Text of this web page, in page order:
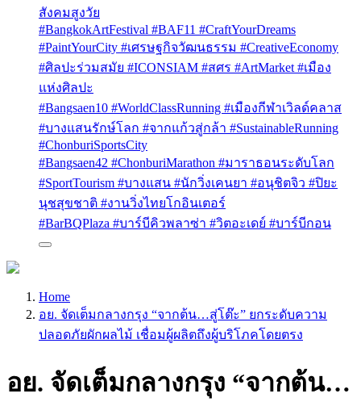
สังคมสูงวัย
#BangkokArtFestival #BAF11 #CraftYourDreams
#PaintYourCity #เศรษฐกิจวัฒนธรรม #CreativeEconomy
#ศิลปะร่วมสมัย #ICONSIAM #สศร #ArtMarket #เมือง
แห่งศิลปะ
#Bangsaen10 #WorldClassRunning #เมืองกีฬาเวิลด์คลาส
#บางแสนรักษ์โลก #จากแก้วสู่กล้า #SustainableRunning
#ChonburiSportsCity
#Bangsaen42 #ChonburiMarathon #มาราธอนระดับโลก
#SportTourism #บางแสน #นักวิ่งเคนยา #อนุชิตจิว #ปิยะ
นุชสุขชาติ #งานวิ่งไทยโกอินเตอร์
#BarBQPlaza #บาร์บีคิวพลาซ่า #วิตอะเดย์ #บาร์บีกอน
Home
อย. จัดเต็มกลางกรุง “จากต้น…สู่โต๊ะ” ยกระดับความ
ปลอดภัยผักผลไม้ เชื่อมผู้ผลิตถึงผู้บริโภคโดยตรง
อย. จัดเต็มกลางกรุง “จากต้น…